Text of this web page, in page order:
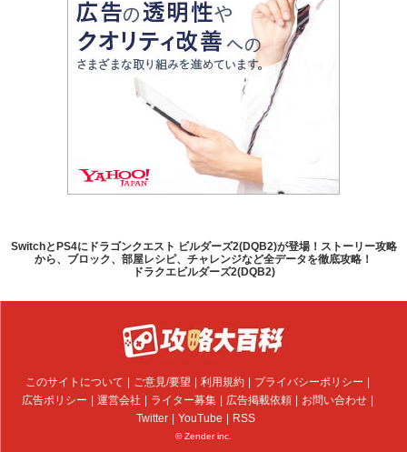
SwitchとPS4にドラゴンクエスト ビルダーズ2(DQB2)が登場！ストーリー攻略
から、ブロック、部屋レシピ、チャレンジなど全データを徹底攻略！
ドラクエビルダーズ2(DQB2)
このサイトについて ご意見/要望 利用規約
プライバシーポリシー
広告ポリシー
運営会社 ライター募集 広告掲載依頼
お問い合わせ
Twitter
YouTube RSS
© Zender inc.